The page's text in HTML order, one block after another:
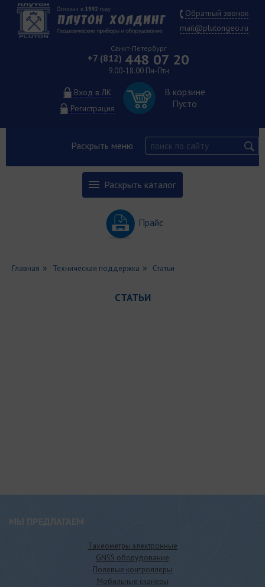
Обратный звонок
mail@plutongeo.ru
Санкт-Петербург
+7 (812) 448 07 20
9.00-18.00 Пн-Птн
Вход в ЛК
Регистрация
В корзине
Пусто
Раскрыть меню
Раскрыть каталог
Прайс
Главная Техническая поддержка Статьи
СТАТЬИ
МЫ ПРЕДЛАГАЕМ
Тахеометры электронные
GNSS оборудование
Полевые контроллеры
Мобильные сканеры